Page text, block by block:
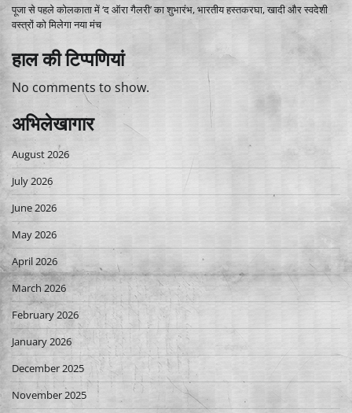
पूजा से पहले कोलकाता में ‘द ऑरा गैलरी’ का शुभारंभ, भारतीय हस्तकरघा, खादी और स्वदेशी
वस्त्रों को मिलेगा नया मंच
हाल की टिप्पणियां
No comments to show.
अभिलेखागार
August 2026
July 2026
June 2026
May 2026
April 2026
March 2026
February 2026
January 2026
December 2025
November 2025